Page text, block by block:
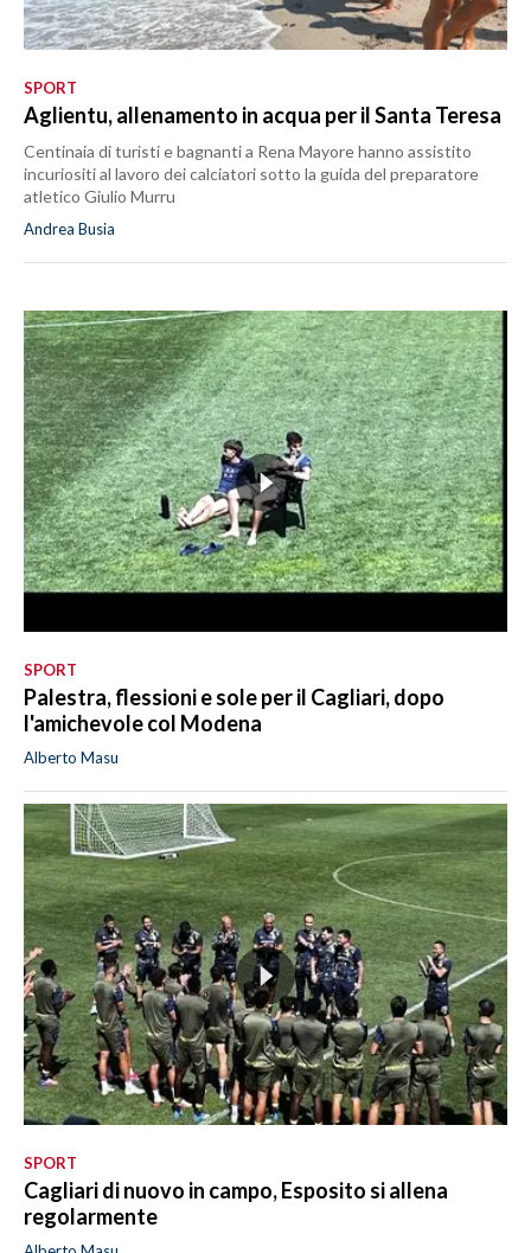
SPORT
Aglientu, allenamento in acqua per il Santa Teresa
Centinaia di turisti e bagnanti a Rena Mayore hanno assistito
incuriositi al lavoro dei calciatori sotto la guida del preparatore
atletico Giulio Murru
Andrea Busia
SPORT
Palestra, flessioni e sole per il Cagliari, dopo
l'amichevole col Modena
Alberto Masu
SPORT
Cagliari di nuovo in campo, Esposito si allena
regolarmente